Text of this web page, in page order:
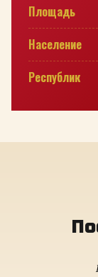
Площадь
Население
Республик